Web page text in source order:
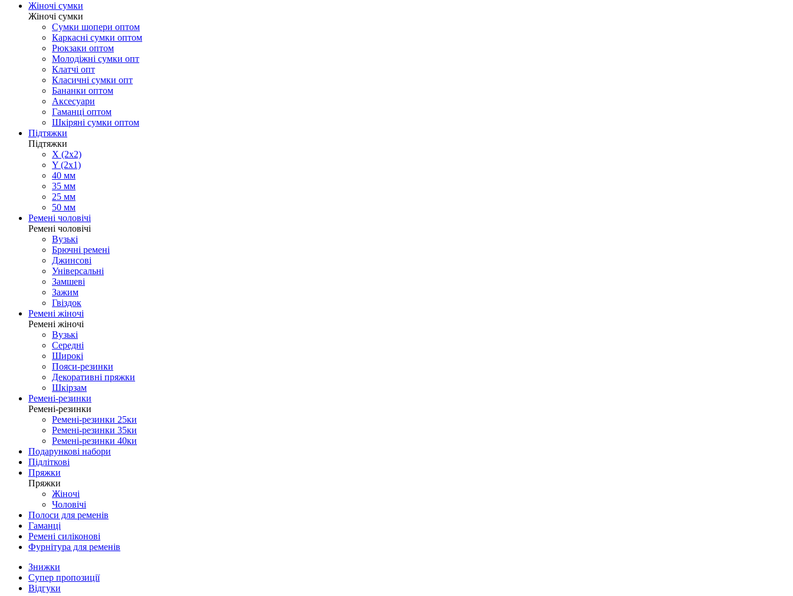
Жіночі сумки
Жіночі сумки
Сумки шопери оптом
Каркасні сумки оптом
Рюкзаки оптом
Молодіжні сумки опт
Клатчі опт
Класичні сумки опт
Бананки оптом
Аксесуари
Гаманці оптом
Шкіряні сумки оптом
Підтяжки
Підтяжки
X (2x2)
Y (2x1)
40 мм
35 мм
25 мм
50 мм
Ремені чоловічі
Ремені чоловічі
Вузькі
Брючні ремені
Джинсові
Універсальні
Замшеві
Зажим
Гвіздок
Ремені жіночі
Ремені жіночі
Вузькі
Середні
Широкі
Пояси-резинки
Декоративні пряжки
Шкірзам
Ремені-резинки
Ремені-резинки
Ремені-резинки 25ки
Ремені-резинки 35ки
Ремені-резинки 40ки
Подарункові набори
Підліткові
Пряжки
Пряжки
Жіночі
Чоловічі
Полоси для ременів
Гаманці
Ремені силіконові
Фурнітура для ременів
Знижки
Супер пропозиції
Відгуки